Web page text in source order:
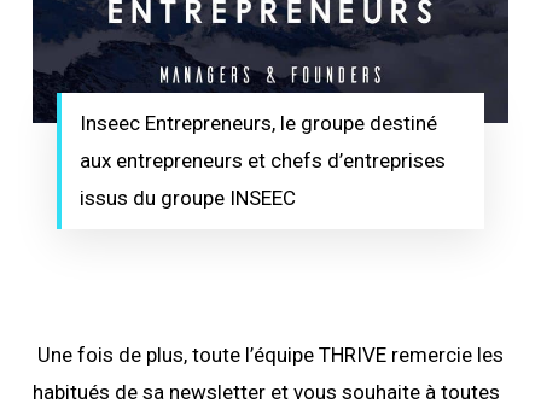
Inseec Entrepreneurs, le groupe destiné
aux entrepreneurs et chefs d’entreprises
issus du groupe INSEEC
Une fois de plus, toute l’équipe THRIVE remercie les
habitués de sa newsletter et vous souhaite à toutes